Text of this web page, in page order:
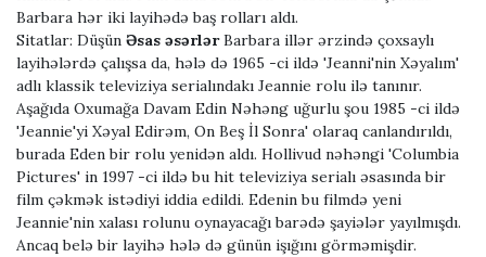
Barbara hər iki layihədə baş rolları aldı.
Sitatlar: Düşün Əsas əsərlərBarbara illər ərzində çoxsaylı
layihələrdə çalışsa da, hələ də 1965 -ci ildə 'Jeanni'nin Xəyalım'
adlı klassik televiziya serialındakı Jeannie rolu ilə tanınır.
Aşağıda Oxumağa Davam Edin Nəhəng uğurlu şou 1985 -ci ildə
'Jeannie'yi Xəyal Edirəm, On Beş İl Sonra' olaraq canlandırıldı,
burada Eden bir rolu yenidən aldı. Hollivud nəhəngi 'Columbia
Pictures' in 1997 -ci ildə bu hit televiziya serialı əsasında bir
film çəkmək istədiyi iddia edildi. Edenin bu filmdə yeni
Jeannie'nin xalası rolunu oynayacağı barədə şayiələr yayılmışdı.
Ancaq belə bir layihə hələ də günün işığını görməmişdir.